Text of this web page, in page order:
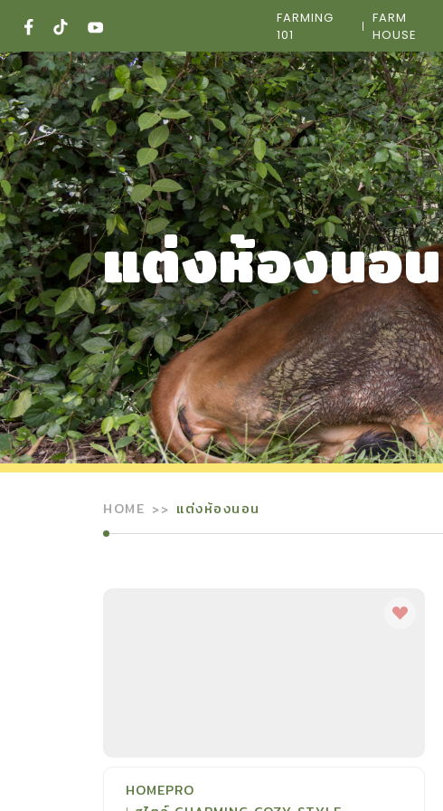
content
FARMING
101
FARM
HOUSE
แต่งห้องนอน
HOME แต่งห้องนอน
HOMEPRO